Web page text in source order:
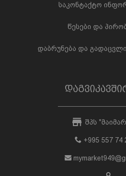
საკონტაქტო
წესები და
დაბრუნება და
შპს
+995 557 74